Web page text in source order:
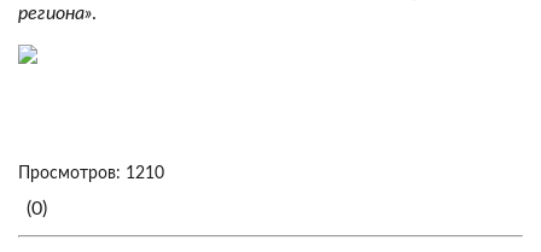
региона».
Просмотров: 1210
(0)